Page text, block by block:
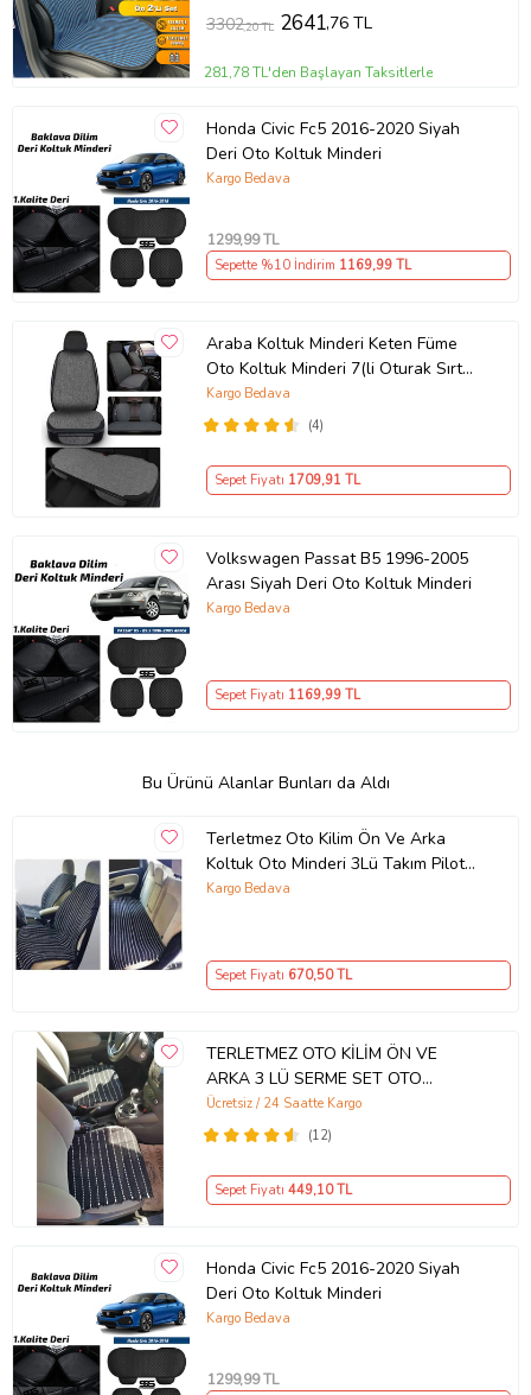
3302,20 TL 2641,76 TL
281,78 TL'den Başlayan Taksitlerle
Honda Civic Fc5 2016-2020 Siyah
Deri Oto Koltuk Minderi
Kargo Bedava
1299,99 TL
Sepette %10 İndirim 1169,99 TL
Araba Koltuk Minderi Keten Füme
Oto Koltuk Minderi 7(li Oturak Sırt
Dayamalı Cepli Su Geçirmez
(4)
Kargo Bedava
Sepet Fiyatı 1709,91 TL
Volkswagen Passat B5 1996-2005
Arası Siyah Deri Oto Koltuk Minderi
Kargo Bedava
Sepet Fiyatı 1169,99 TL
Bu Ürünü Alanlar Bunları da Aldı
Terletmez Oto Kilim Ön Ve Arka
Koltuk Oto Minderi 3Lü Takım Pilot
(478099175) (SIYAH-SIYAH-SIYAH)
Kargo Bedava
Sepet Fiyatı 670,50 TL
TERLETMEZ OTO KİLİM ÖN VE
ARKA 3 LÜ SERME SET OTO
MİNDERİ (Siyah)
(12)
Ücretsiz / 24 Saatte Kargo
Sepet Fiyatı 449,10 TL
Honda Civic Fc5 2016-2020 Siyah
Deri Oto Koltuk Minderi
Kargo Bedava
1299,99 TL